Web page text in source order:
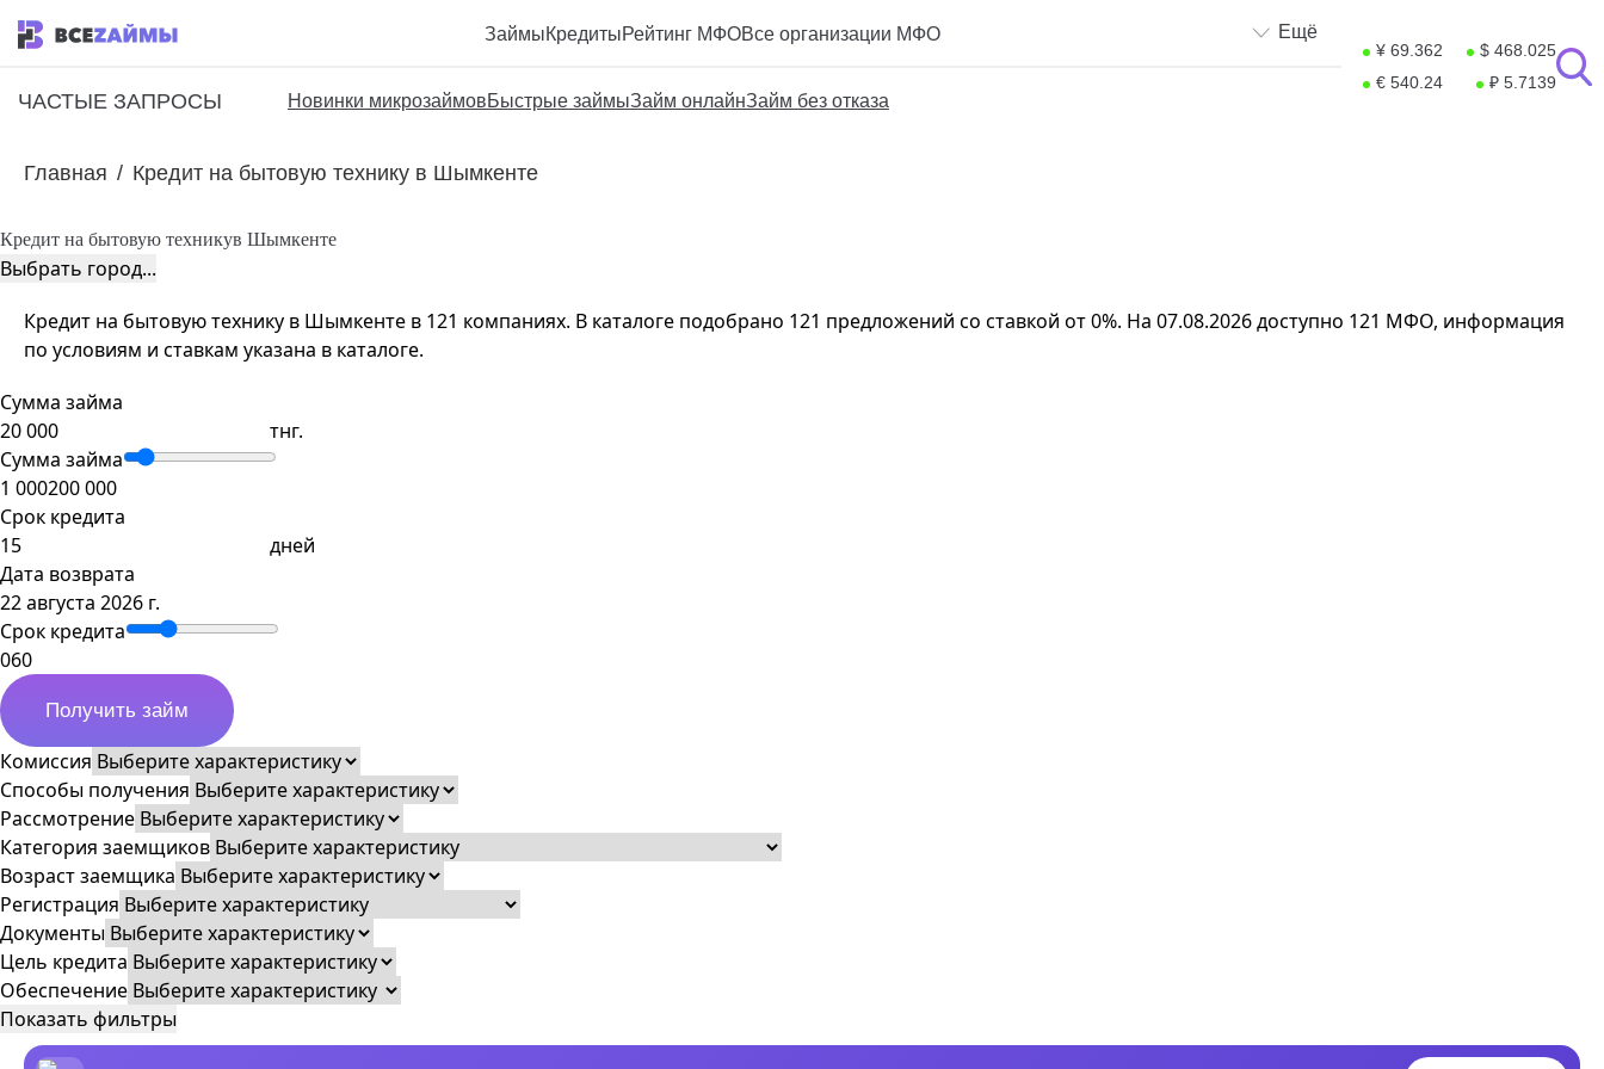
ЗаймыКредитыРейтинг МФОВсе организации МФО Ещё
ЧАСТЫЕ ЗАПРОСЫ Новинки микрозаймовБыстрые займыЗайм онлайнЗайм без отказа
¥ 69.362
$ 468.025
€ 540.24
₽ 5.7139
Главная / Кредит на бытовую технику в Шымкенте
Кредит на бытовую техникув Шымкенте
Выбрать город...
Кредит на бытовую технику в Шымкенте в 121 компаниях. В каталоге подобрано 121 предложений со ставкой от 0%. На 07.08.2026 доступно 121 МФО, информация
по условиям и ставкам указана в каталоге.
Сумма займа
тнг.
Сумма займа
1 000200 000
Срок кредита
дней
Дата возврата
22 августа 2026 г.
Срок кредита
060
Получить займ
Комиссия
Способы получения
Рассмотрение
Категория заемщиков
Возраст заемщика
Регистрация
Документы
Цель кредита
Обеспечение
Показать фильтры